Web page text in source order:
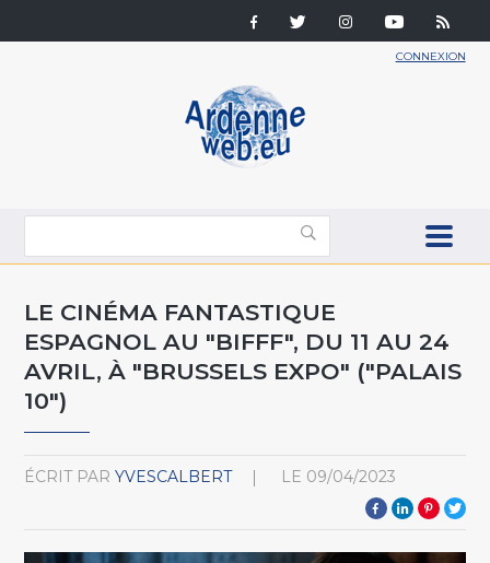
CONNEXION
LE CINÉMA FANTASTIQUE
ESPAGNOL AU "BIFFF", DU 11 AU 24
AVRIL, À "BRUSSELS EXPO" ("PALAIS
10")
ÉCRIT PAR YVESCALBERT LE 09/04/2023